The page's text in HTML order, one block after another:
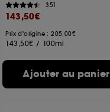
351
143,50€
Prix d'origine : 205,00€
143,50€ / 100ml
Ajouter au panier